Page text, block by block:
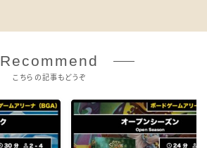
Recommend
こちらの記事もどうぞ